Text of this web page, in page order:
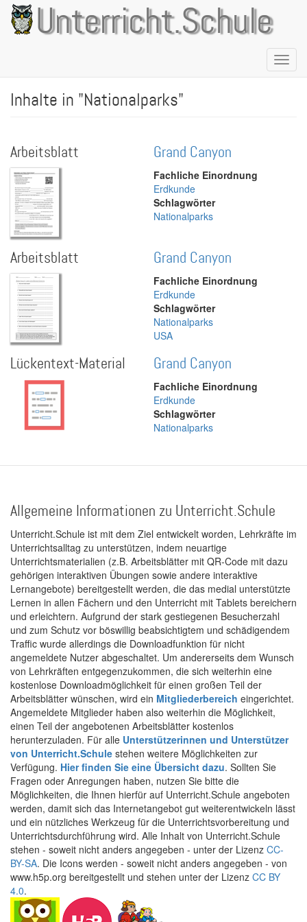
Direkt
zum
Inhalt
Unterricht.Schule
Inhalte in "Nationalparks"
Arbeitsblatt Grand Canyon
Fachliche Einordnung
Erdkunde
Schlagwörter
Nationalparks
Arbeitsblatt Grand Canyon
Fachliche Einordnung
Erdkunde
Schlagwörter
Nationalparks
USA
Lückentext-Material Grand Canyon
Fachliche Einordnung
Erdkunde
Schlagwörter
Nationalparks
Allgemeine Informationen zu Unterricht.Schule
Unterricht.Schule ist mit dem Ziel entwickelt worden, Lehrkräfte im
Unterrichtsalltag zu unterstützen, indem neuartige
Unterrichtsmaterialien (z.B. Arbeitsblätter mit QR-Code mit dazu
gehörigen interaktiven Übungen sowie andere interaktive
Lernangebote) bereitgestellt werden, die das medial unterstützte
Lernen in allen Fächern und den Unterricht mit Tablets bereichern
und erleichtern. Aufgrund der stark gestiegenen Besucherzahl
und zum Schutz vor böswillig beabsichtigtem und schädigendem
Traffic wurde allerdings die Downloadfunktion für nicht
angemeldete Nutzer abgeschaltet. Um andererseits dem Wunsch
von Lehrkräften entgegenzukommen, die sich weiterhin eine
kostenlose Downloadmöglichkeit für einen großen Teil der
Arbeitsblätter wünschen, wird ein Mitgliederbereich eingerichtet.
Angemeldete Mitglieder haben also weiterhin die Möglichkeit,
einen Teil der angebotenen Arbeitsblätter kostenlos
herunterzuladen. Für alle Unterstützerinnen und Unterstützer
von Unterricht.Schule stehen weitere Möglichkeiten zur
Verfügung. Hier finden Sie eine Übersicht dazu. Sollten Sie
Fragen oder Anregungen haben, nutzen Sie bitte die
Möglichkeiten, die Ihnen hierfür auf Unterricht.Schule angeboten
werden, damit sich das Internetangebot gut weiterentwickeln lässt
und ein nützliches Werkzeug für die Unterrichtsvorbereitung und
Unterrichtsdurchführung wird. Alle Inhalt von Unterricht.Schule
stehen - soweit nicht anders angegeben - unter der Lizenz CC-
BY-SA. Die Icons werden - soweit nicht anders angegeben - von
www.h5p.org bereitgestellt und stehen unter der Lizenz CC BY
4.0.